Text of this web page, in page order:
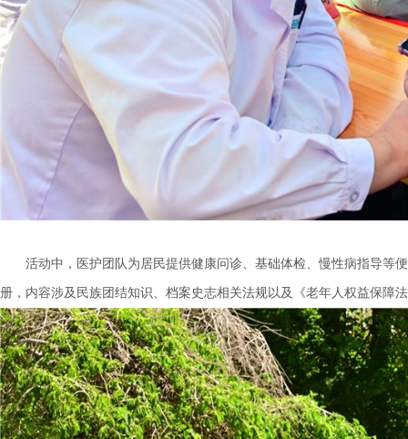
活动中，医护团队为居民提供健康问诊、基础体检、慢性病指导等
册，内容涉及民族团结知识、档案史志相关法规以及《老年人权益保障